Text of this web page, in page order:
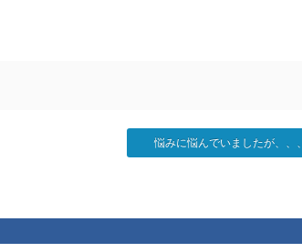
悩みに悩んでいましたが、、、